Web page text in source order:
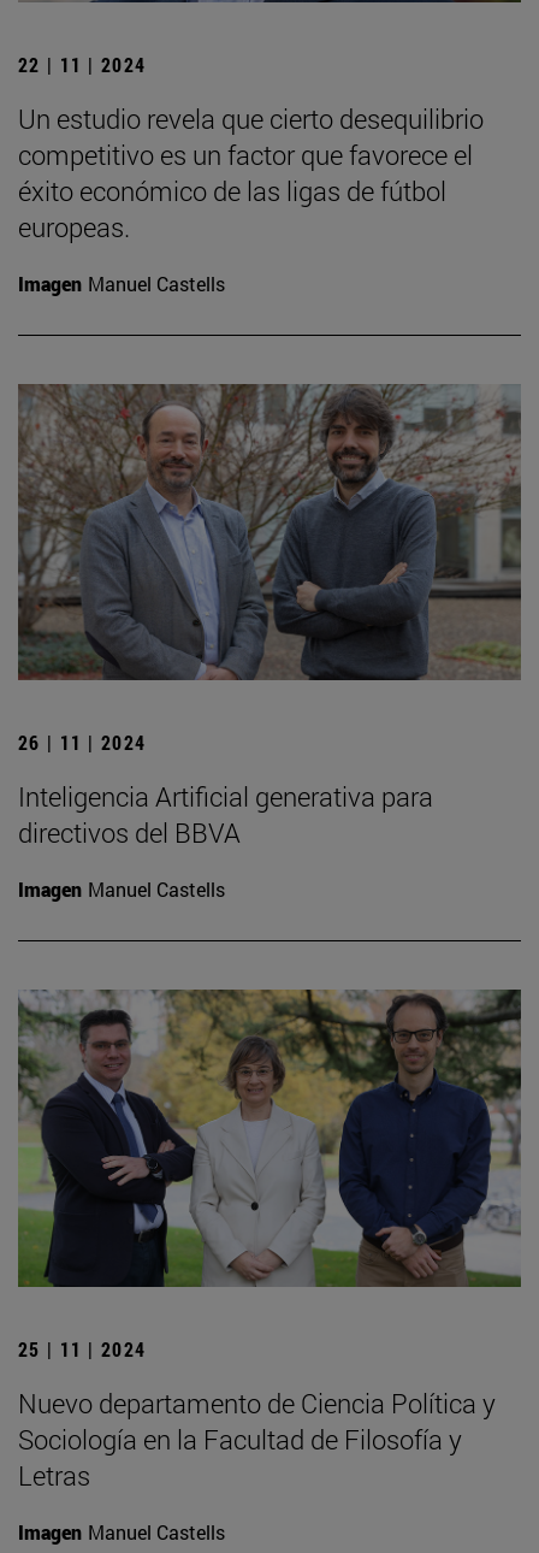
22 | 11 | 2024
Un estudio revela que cierto desequilibrio
competitivo es un factor que favorece el
éxito económico de las ligas de fútbol
europeas.
Imagen Manuel Castells
26 | 11 | 2024
Inteligencia Artificial generativa para
directivos del BBVA
Imagen Manuel Castells
25 | 11 | 2024
Nuevo departamento de Ciencia Política y
Sociología en la Facultad de Filosofía y
Letras
Imagen Manuel Castells